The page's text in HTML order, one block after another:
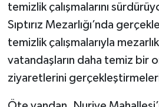
temizlik çalışmalarını
Sıptırız Mezarlığı’nda
temizlik çalışmalarıyla
vatandaşların daha temiz bir
ziyaretlerini